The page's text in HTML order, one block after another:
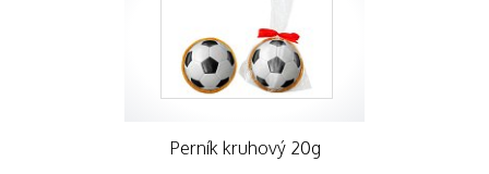
Perník kruhový 20g